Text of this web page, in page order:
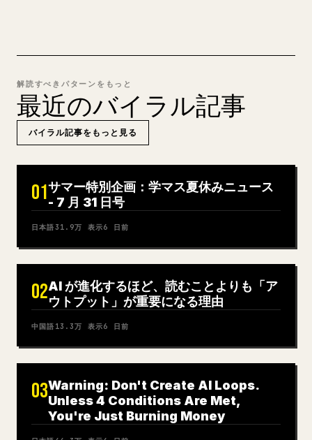
解読すべきパターンをもっと
最近のバイラル記事
バイラル記事をもっと見る
01サマー特別企画：学マス夏休みニュース
- 7 月 31 日号
日本語31.9万 表示6 日前
02AI が進化するほど、読むことよりも「ア
ウトプット」が重要になる理由
中国語 13.3万 表示6 日前
03Warning: Don't Create AI Loops.
Unless 4 Conditions Are Met,
You're Just Burning Money